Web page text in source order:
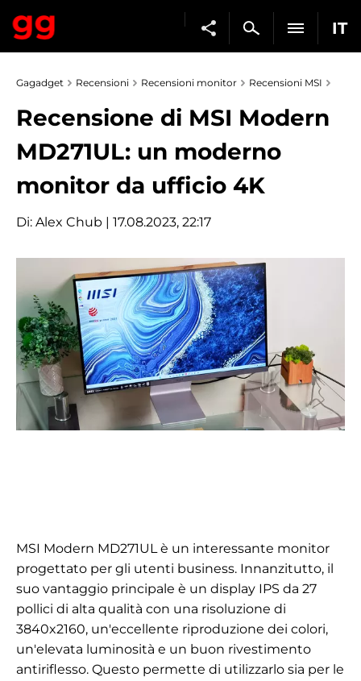
IT
Gagadget Recensioni Recensioni monitor Recensioni MSI
Recensione di MSI Modern
MD271UL: un moderno
monitor da ufficio 4K
Di: Alex Chub | 17.08.2023, 22:17
MSI Modern MD271UL è un interessante monitor
progettato per gli utenti business. Innanzitutto, il
suo vantaggio principale è un display IPS da 27
pollici di alta qualità con una risoluzione di
3840x2160, un'eccellente riproduzione dei colori,
un'elevata luminosità e un buon rivestimento
antiriflesso. Questo permette di utilizzarlo sia per le